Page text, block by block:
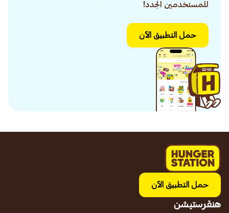
للمستخدمين الجدد!
حمل التطبيق الآن
حمل التطبيق الآن
هنقرستيشن